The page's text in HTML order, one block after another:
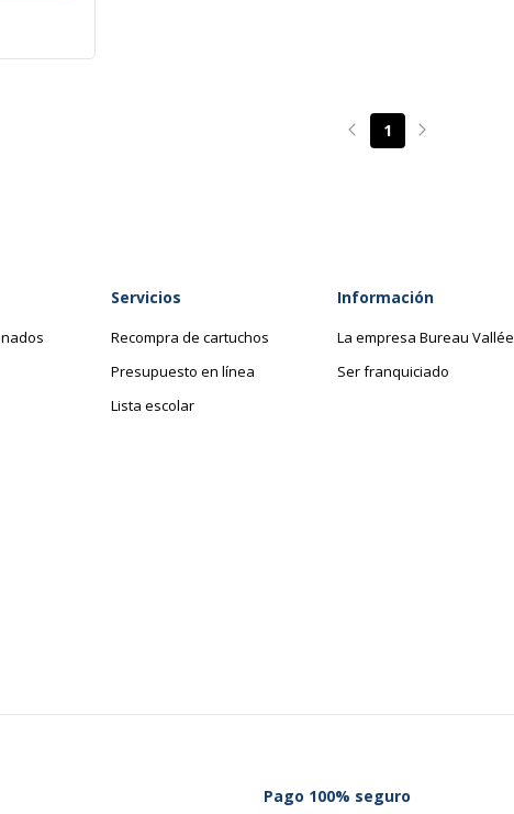
Page précédente
1 Page suivante
Servicios
Recompra de cartuchos
Presupuesto en línea
Lista escolar
Información
La empresa Bureau Vallée
Ser franquiciado
Pago 100% seguro